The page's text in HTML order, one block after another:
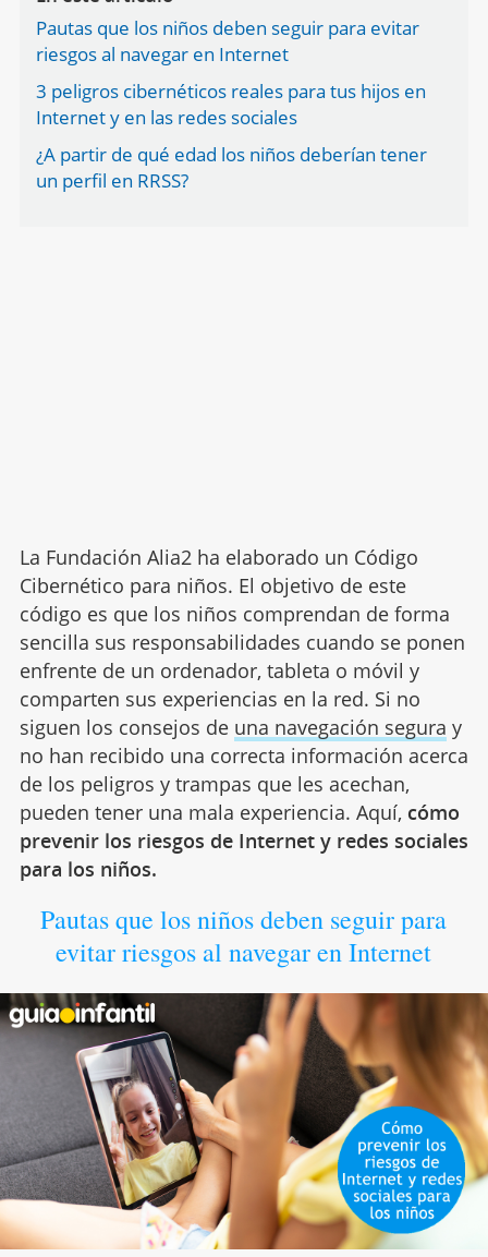
Pautas que los niños deben seguir para evitar
riesgos al navegar en Internet
3 peligros cibernéticos reales para tus hijos en
Internet y en las redes sociales
¿A partir de qué edad los niños deberían tener
un perfil en RRSS?
La Fundación Alia2 ha elaborado un Código
Cibernético para niños. El objetivo de este
código es que los niños comprendan de forma
sencilla sus responsabilidades cuando se ponen
enfrente de un ordenador, tableta o móvil y
comparten sus experiencias en la red. Si no
siguen los consejos de una navegación segura y
no han recibido una correcta información acerca
de los peligros y trampas que les acechan,
pueden tener una mala experiencia. Aquí, cómo
prevenir los riesgos de Internet y redes sociales
para los niños.
Pautas que los niños deben seguir para
evitar riesgos al navegar en Internet